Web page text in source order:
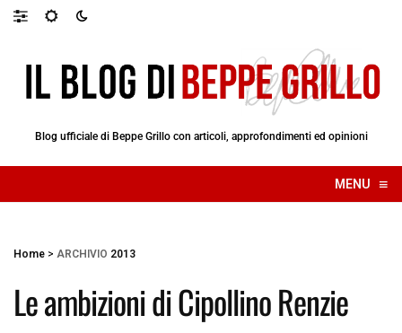
Blog ufficiale di Beppe Grillo con articoli, approfondimenti ed opinioni
MENU ≡
☰
Home > ARCHIVIO 2013
Le ambizioni di Cipollino Renzie